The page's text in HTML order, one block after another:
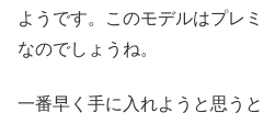
ようです。このモデルはプレ
なのでしょうね。
一番早く手に入れようと思う